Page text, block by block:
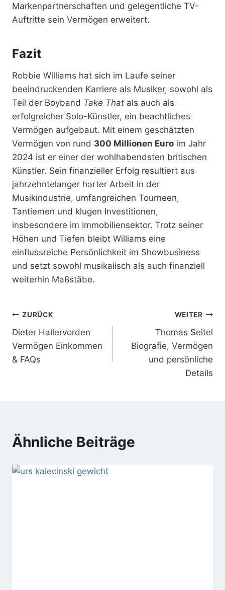
Markenpartnerschaften und gelegentliche TV-
Auftritte sein Vermögen erweitert.
Fazit
Robbie Williams hat sich im Laufe seiner
beeindruckenden Karriere als Musiker, sowohl als
Teil der Boyband Take That als auch als
erfolgreicher Solo-Künstler, ein beachtliches
Vermögen aufgebaut. Mit einem geschätzten
Vermögen von rund 300 Millionen Euro im Jahr
2024 ist er einer der wohlhabendsten britischen
Künstler. Sein finanzieller Erfolg resultiert aus
jahrzehntelanger harter Arbeit in der
Musikindustrie, umfangreichen Tourneen,
Tantiemen und klugen Investitionen,
insbesondere im Immobiliensektor. Trotz seiner
Höhen und Tiefen bleibt Williams eine
einflussreiche Persönlichkeit im Showbusiness
und setzt sowohl musikalisch als auch finanziell
weiterhin Maßstäbe.
Beitragsnavigation
ZURÜCK
Dieter Hallervorden
Vermögen Einkommen
& FAQs
WEITER
Thomas Seitel
Biografie, Vermögen
und persönliche
Details
Ähnliche Beiträge